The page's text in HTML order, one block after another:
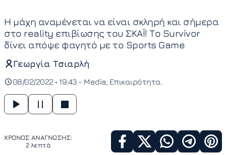
Η μάχη αναμένεται να είναι σκληρή και σήμερα
στο reality επιβίωσης του ΣΚΑΪ! Το Survivor
δίνει απόψε φαγητό με το Sports Game
Γεωργία Τσιαρλή
08/02/2022 • 19:43 - Media Επικαιρότητα
ΧΡΟΝΟΣ ΑΝΑΓΝΩΣΗΣ:
2 λεπτά